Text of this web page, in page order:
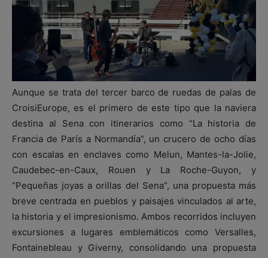
Aunque se trata del tercer barco de ruedas de palas de
CroisiEurope, es el primero de este tipo que la naviera
destina al Sena con itinerarios como “La historia de
Francia de París a Normandía”, un crucero de ocho días
con escalas en enclaves como Melun, Mantes-la-Jolie,
Caudebec-en-Caux, Rouen y La Roche-Guyon, y
“Pequeñas joyas a orillas del Sena”, una propuesta más
breve centrada en pueblos y paisajes vinculados al arte,
la historia y el impresionismo. Ambos recorridos incluyen
excursiones a lugares emblemáticos como Versalles,
Fontainebleau y Giverny, consolidando una propuesta